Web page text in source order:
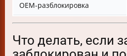
OEM-разблокировка
Что делать, если